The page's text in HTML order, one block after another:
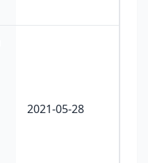
2021-05-28